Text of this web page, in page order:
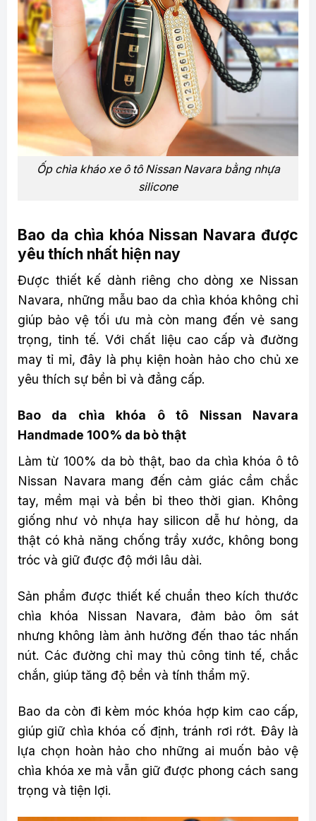
Ốp chìa kháo xe ô tô Nissan Navara bằng nhựa
silicone
Bao da chìa khóa Nissan Navara được
yêu thích nhất hiện nay
Được thiết kế dành riêng cho dòng xe Nissan
Navara, những mẫu bao da chìa khóa không chỉ
giúp bảo vệ tối ưu mà còn mang đến vẻ sang
trọng, tinh tế. Với chất liệu cao cấp và đường
may tỉ mỉ, đây là phụ kiện hoàn hảo cho chủ xe
yêu thích sự bền bỉ và đẳng cấp.
Bao da chìa khóa ô tô Nissan Navara
Handmade 100% da bò thật
Làm từ 100% da bò thật, bao da chìa khóa ô tô
Nissan Navara mang đến cảm giác cầm chắc
tay, mềm mại và bền bỉ theo thời gian. Không
giống như vỏ nhựa hay silicon dễ hư hỏng, da
thật có khả năng chống trầy xước, không bong
tróc và giữ được độ mới lâu dài.
Sản phẩm được thiết kế chuẩn theo kích thước
chìa khóa Nissan Navara, đảm bảo ôm sát
nhưng không làm ảnh hưởng đến thao tác nhấn
nút. Các đường chỉ may thủ công tinh tế, chắc
chắn, giúp tăng độ bền và tính thẩm mỹ.
Bao da còn đi kèm móc khóa hợp kim cao cấp,
giúp giữ chìa khóa cố định, tránh rơi rớt. Đây là
lựa chọn hoàn hảo cho những ai muốn bảo vệ
chìa khóa xe mà vẫn giữ được phong cách sang
trọng và tiện lợi.